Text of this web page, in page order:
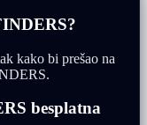
kako bi prešao na
besplatna